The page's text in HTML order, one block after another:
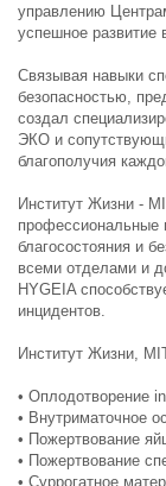
управлению
успешное развитие
Связывая навыки
безопасностью,
создал
ЭКО и
благополучия
Институт Жизни -
профессиональные
благосостояния и
всеми отделами и
HYGEIA
инцидентов.
Институт Жизни,
• Оплодотворение
• Внутриматочное
• Пожертвование
• Пожертвование
• Суррогатное